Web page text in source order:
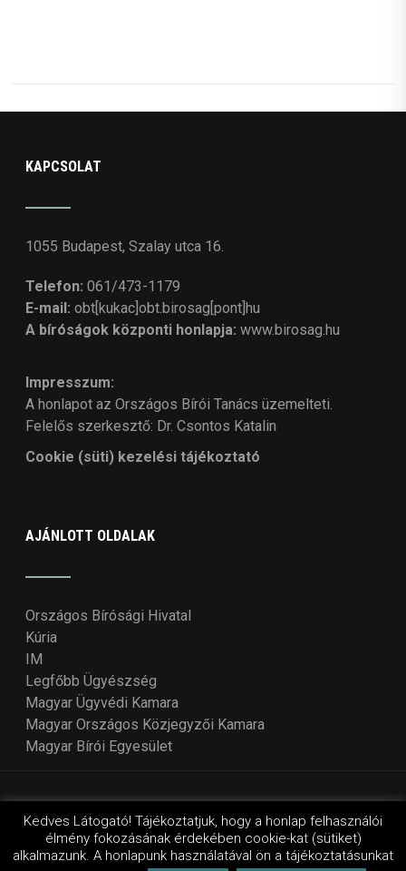
KAPCSOLAT
1055 Budapest, Szalay utca 16.
Telefon: 061/473-1179
E-mail: obt[kukac]obt.birosag[pont]hu
A bíróságok központi honlapja: www.birosag.hu
Impresszum:
A honlapot az Országos Bírói Tanács üzemelteti.
Felelős szerkesztő: Dr. Csontos Katalin
Cookie (süti) kezelési tájékoztató
AJÁNLOTT OLDALAK
Országos Bírósági Hivatal
Kúria
IM
Legfőbb Ügyészség
Magyar Ügyvédi Kamara
Magyar Országos Közjegyzői Kamara
Magyar Bírói Egyesület
© Copyright 2018 - 2021Országos Bírói Tanács. Design
by Wordpressvilág
Kedves Látogató! Tájékoztatjuk, hogy a honlap felhasználói
élmény fokozásának érdekében cookie-kat (sütiket)
alkalmazunk. A honlapunk használatával ön a tájékoztatásunkat